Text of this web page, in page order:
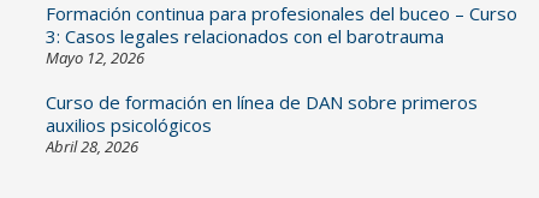
Formación continua para profesionales del buceo – Curso
3: Casos legales relacionados con el barotrauma
Mayo 12, 2026
Curso de formación en línea de DAN sobre primeros
auxilios psicológicos
Abril 28, 2026